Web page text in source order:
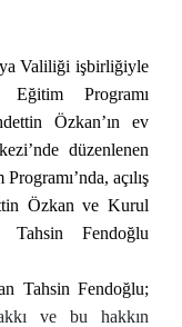
işbirliğiyle
Programı
Özkan’ın ev
düzenlenen
açılış
Özkan ve Kurul
Tahsin Fendoğlu
Tahsin Fendoğlu;
ve bu hakkın